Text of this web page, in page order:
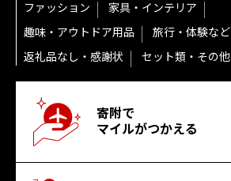
ファッション
家具・インテリア
趣味・アウトドア用品
旅行・体験など
返礼品なし・感謝状
セット類・その他
寄附で
マイルがつかえる